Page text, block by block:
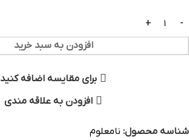
افزودن به سبد خرید
برای مقایسه اضافه کنید
افزودن به علاقه مندی
شناسه محصول: نامعلوم